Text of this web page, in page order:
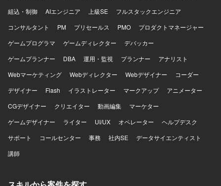
組込・制御
AIエンジニア 上級SE
フルスタックエンジニア
コンサルタント
PM プリセールス PMO
プロダクトマネージャー
ゲームプログラマ
ゲームディレクター
デバッカー
ゲームプランナー
DBA 運用・監視 プランナー
アナリスト
Webマーケティング
Webディレクター Webデザイナー
コーダー
デザイナー
Flash イラストレーター マークアップ
アニメーター
CGデザイナー
クリエイター 動画編集
マーケター
ゲームデザイナー
ライター UI/UX オペレーター
ヘルプデスク
サポート
コールセンター 事務 社内SE
データサイエンティスト
講師